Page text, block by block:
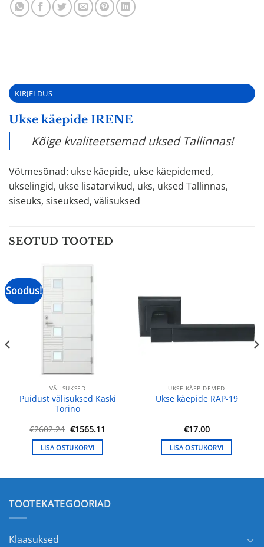
KIRJELDUS
Ukse käepide IRENE
Kõige kvaliteetsemad uksed Tallinnas!
Võtmesõnad: ukse käepide, ukse käepidemed,
ukselingid, ukse lisatarvikud, uks, uksed Tallinnas,
siseuks, siseuksed, välisuksed
SEOTUD TOOTED
Soodus!
VÄLISUKSED
Puidust välisuksed Kaski
Torino
€2602.24 Algne
hind
oli:
€2602.24.
€1565.11
LISA OSTUKORVI
UKSE KÄEPIDEMED
Ukse käepide RAP-19
€17.00
LISA OSTUKORVI
TOOTEKATEGOORIAD
Klaasuksed